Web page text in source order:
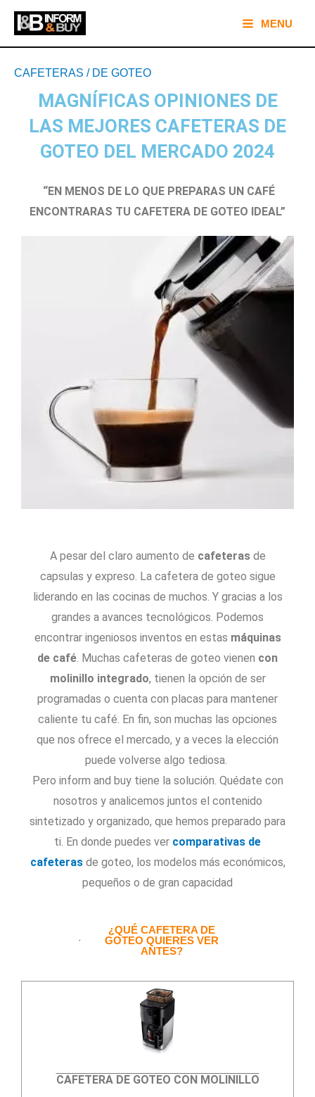
contenido
Main
Menu
MENU
CAFETERAS / DE GOTEO
MAGNÍFICAS OPINIONES DE
LAS MEJORES CAFETERAS DE
GOTEO DEL MERCADO 2024
“EN MENOS DE LO QUE PREPARAS UN CAFÉ
ENCONTRARAS TU CAFETERA DE GOTEO IDEAL”
A pesar del claro aumento de cafeterasde
capsulas y expreso. La cafetera de goteo sigue
liderando en las cocinas de muchos. Y gracias a los
grandes a avances tecnológicos. Podemos
encontrar ingeniosos inventos en estas máquinas
de café. Muchas cafeteras de goteo vienen con
molinillo integrado, tienen la opción de ser
programadas o cuenta con placas para mantener
caliente tu café. En fin, son muchas las opciones
que nos ofrece el mercado, y a veces la elección
puede volverse algo tediosa.
Pero inform and buy tiene la solución. Quédate con
nosotros y analicemos juntos el contenido
sintetizado y organizado, que hemos preparado para
ti. En donde puedes ver comparativas de
cafeterasde goteo, los modelos más económicos,
pequeños o de gran capacidad
¿QUÉ CAFETERA DE
GOTEO QUIERES VER
ANTES?
CAFETERA DE GOTEO CON MOLINILLO
de
entradas